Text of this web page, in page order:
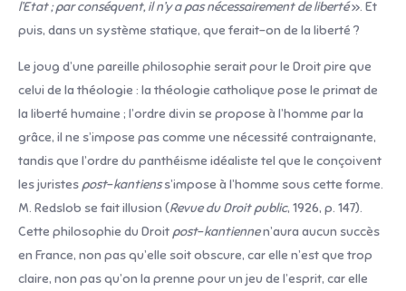
l’Etat ; par conséquent, il n’y a pas nécessairement de liberté». Et
puis, dans un système statique, que ferait-on de la liberté ?
Le joug d’une pareille philosophie serait pour le Droit pire que
celui de la théologie : la théologie catholique pose le primat de
la liberté humaine ; l’ordre divin se propose à l’homme par la
grâce, il ne s’impose pas comme une nécessité contraignante,
tandis que l’ordre du panthéisme idéaliste tel que le conçoivent
les juristes post–kantienss’impose à l’homme sous cette forme.
M. Redslob se fait illusion (Revue du Droit public, 1926, p. 147).
Cette philosophie du Droit post–kantiennen’aura aucun succès
en France, non pas qu’elle soit obscure, car elle n’est que trop
claire, non pas qu’on la prenne pour un jeu de l’esprit, car elle